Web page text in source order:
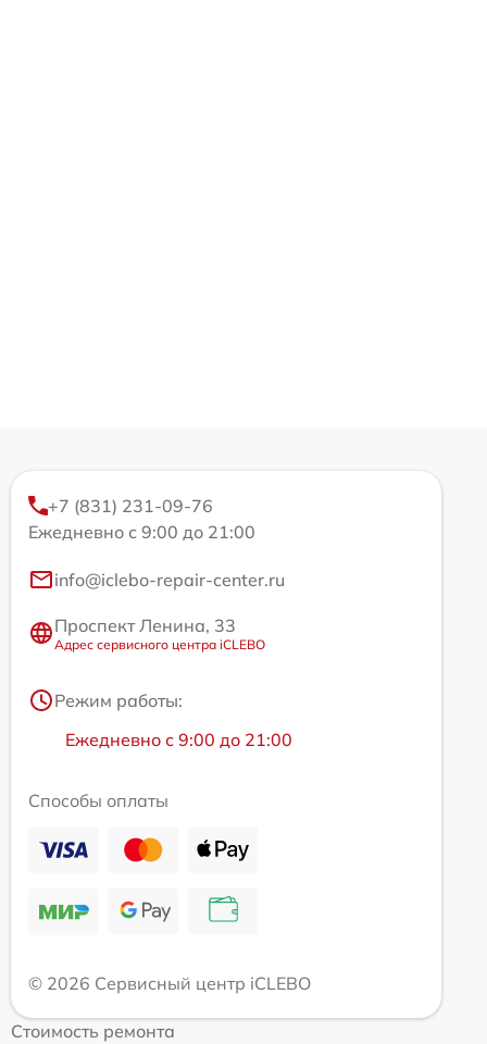
+7 (831) 231-09-76
Ежедневно с 9:00 до 21:00
info@iclebo-repair-center.ru
Проспект Ленина, 33
Адрес сервисного центра iCLEBO
Режим работы:
Ежедневно с 9:00 до 21:00
Способы оплаты
© 2026 Сервисный центр iCLEBO
Стоимость ремонта